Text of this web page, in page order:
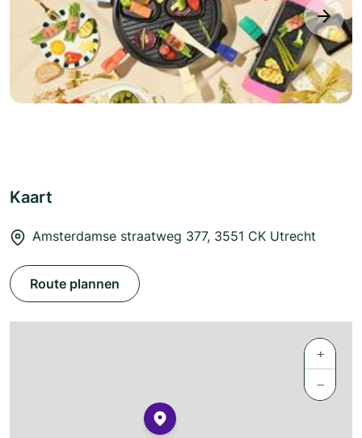
next
Kaart
Amsterdamse straatweg 377, 3551 CK Utrecht
Route plannen
+
−